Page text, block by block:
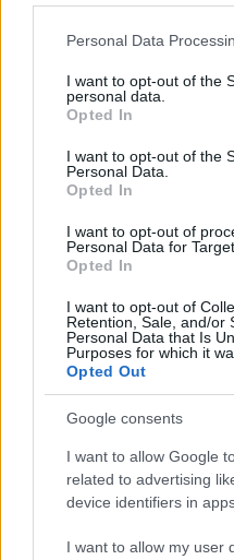
Please note that this
not limited to your visit or
grant or deny consent to
use your data for below
consent section.
Personal Data
I want to opt-out of the
personal data.
Opted In
I want to opt-out of the
Personal Data.
Opted In
I want to opt-out of
Personal Data for
Opted In
I want to opt-out of
Retention, Sale, and/or
Personal Data that Is
Purposes for which it
Opted Out
Google consents
I want to allow Google
related to advertising
device identifiers in
I want to allow my user
EGYETEM
Országos hírek
Országos hírek
évre